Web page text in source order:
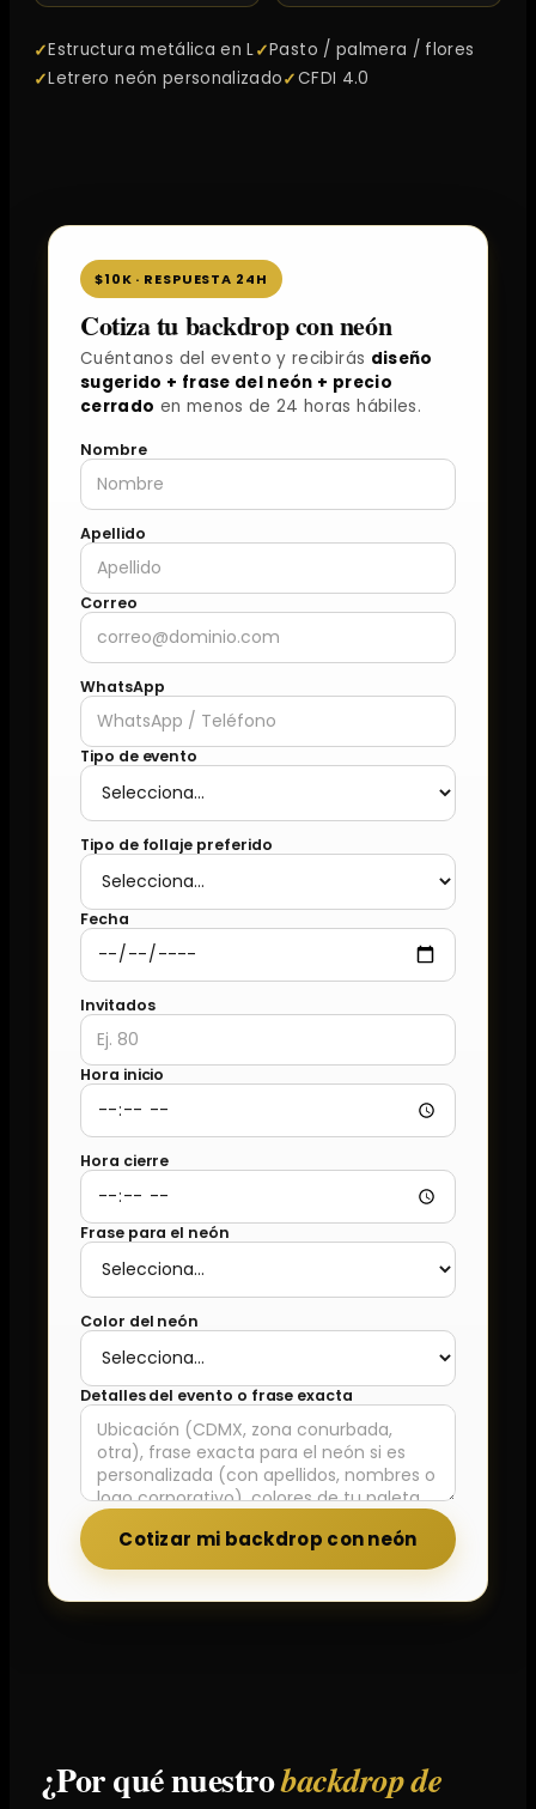
Estructura metálica en L
Pasto / palmera / flores
Letrero neón personalizado
CFDI 4.0
$10K · RESPUESTA 24H
Cotiza tu backdrop con neón
Cuéntanos del evento y recibirás diseño
sugerido + frase del neón + precio
cerrado en menos de 24 horas hábiles.
Nombre
Apellido
Correo
WhatsApp
Tipo de evento
Tipo de follaje preferido
Fecha
Invitados
Hora inicio
Hora cierre
Frase para el neón
Color del neón
Detalles del evento o frase exacta
Cotizar mi backdrop con neón
¿Por qué nuestrobackdrop de